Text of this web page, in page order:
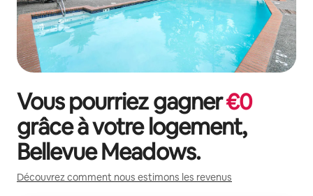
Vous pourriez gagner€0
grâce à votre logement,
Bellevue Meadows.
Découvrez comment nous estimons les revenus